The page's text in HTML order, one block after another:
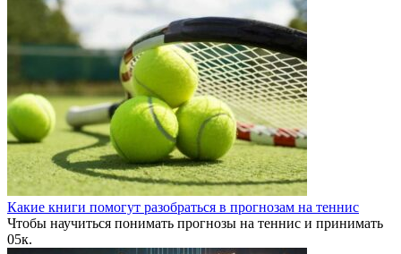
Какие книги помогут разобраться в прогнозам на теннис
Чтобы научиться понимать прогнозы на теннис и принимать
05к.